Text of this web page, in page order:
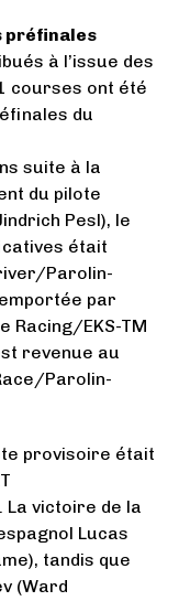
préfinales
à l’issue des
courses ont été
du
suite à la
du pilote
Pesl), le
était
Parolin-
par
Racing/EKS-TM
revenue au
Parolin-
provisoire était
La victoire de la
Lucas
tandis que
(Ward